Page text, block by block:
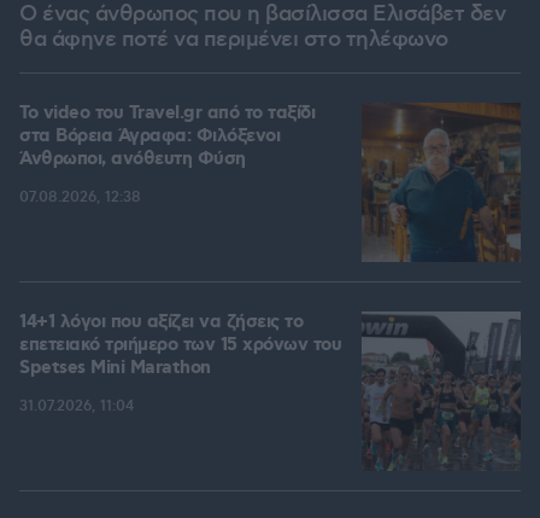
Ο ένας άνθρωπος που η βασίλισσα Ελισάβετ δεν
θα άφηνε ποτέ να περιμένει στο τηλέφωνο
To video του Travel.gr από το ταξίδι
στα Βόρεια Άγραφα: Φιλόξενοι
Άνθρωποι, ανόθευτη Φύση
07.08.2026, 12:38
14+1 λόγοι που αξίζει να ζήσεις το
επετειακό τριήμερο των 15 χρόνων του
Spetses Mini Marathon
31.07.2026, 11:04